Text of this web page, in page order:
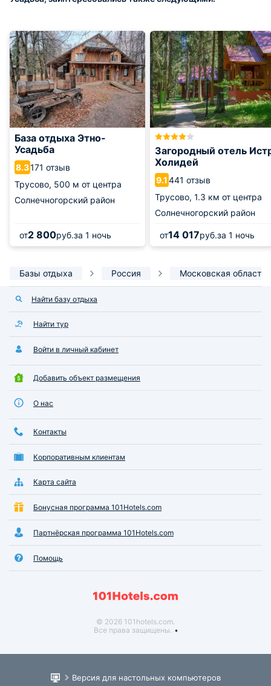
База отдыха Этно-
Усадьба
8.3171 отзыв
Трусово, 500 м от центра
Солнечногорский район
от2 800руб.за 1 ночь
Загородный отель
Холидей
9.1441 отзыв
Трусово, 1.3 км от центра
Солнечногорский район
от14 017руб.за 1 ночь
Базы отдыха Россия Московская область
Найти базу отдыха
Найти тур
Войти в личный кабинет
Добавить объект размещения
О нас
Контакты
Корпоративным клиентам
Карта сайта
Бонусная программа 101Hotels.com
Партнёрская программа 101Hotels.com
Помощь
© 2026 101hotels.com.
Все права защищены.
Версия для настольных компьютеров